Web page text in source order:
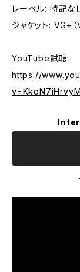
レーベル: 特記な
ジャケット: VG+
YouTube試聴:
https://